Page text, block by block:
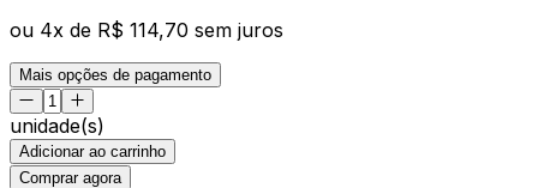
ou 4x de R$ 114,70 sem juros
Mais opções de pagamento
unidade(s)
Adicionar ao carrinho
Comprar agora